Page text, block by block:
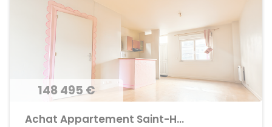
148 495 €
Achat Appartement Saint-Helier